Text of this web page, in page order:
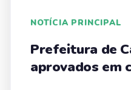
NOTÍCIA PRINCIPAL
Prefeitura de
aprovados em